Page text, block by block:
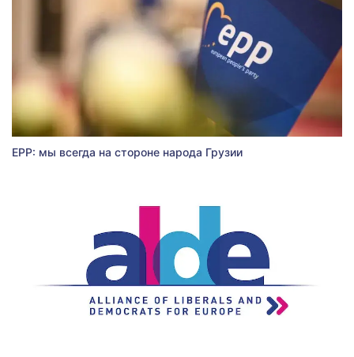
EPP: мы всегда на стороне народа Грузии